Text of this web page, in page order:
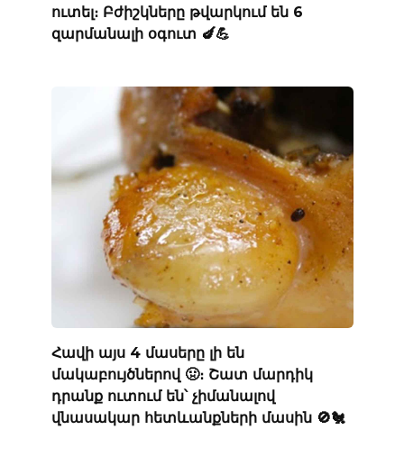
ուտել։ Բժիշկները թվարկում են 6
զարմանալի օգուտ 🍆💪
Հավի այս 4 մասերը լի են
մակաբույծներով 🤢։ Շատ մարդիկ
դրանք ուտում են՝ չիմանալով
վնասակար հետևանքների մասին 🚫🐔